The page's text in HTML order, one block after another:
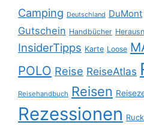
Camping Deutschland DuMont
Gutschein Handbücher
InsiderTipps Karte Loose
POLO Reise ReiseAtlas
Reisehandbuch Reisen
Rezessionen